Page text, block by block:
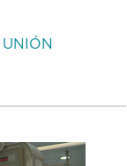
UNIÓN